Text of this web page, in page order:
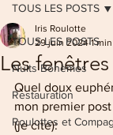
TOUS LES POSTS
Nuits Bohèmes
Restauration
Roulottes et
TOUS LES POSTS
Les
Iris Roulotte
29 juin 2024 1
Quel doux
mon premier
(je cite):